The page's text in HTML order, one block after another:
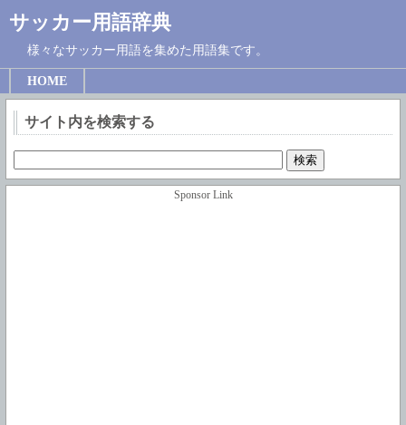
サッカー用語辞典
様々なサッカー用語を集めた用語集です。
HOME
サイト内を検索する
Sponsor Link